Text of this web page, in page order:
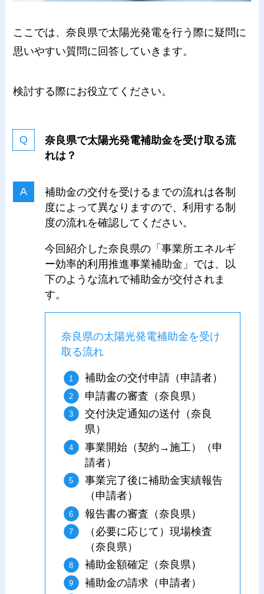
ここでは、奈良県で太陽光発電を行う際に疑問に
思いやすい質問に回答していきます。
検討する際にお役立てください。
奈良県で太陽光発電補助金を受け取る流
れは？
補助金の交付を受けるまでの流れは各制
度によって異なりますので、利用する制
度の流れを確認してください。
今回紹介した奈良県の「事業所エネルギ
ー効率的利用推進事業補助金」では、以
下のような流れで補助金が交付されま
す。
奈良県の太陽光発電補助金を受け
取る流れ
補助金の交付申請（申請者）
申請書の審査（奈良県）
交付決定通知の送付（奈良
県）
事業開始（契約→施工）（申
請者）
事業完了後に補助金実績報告
（申請者）
報告書の審査（奈良県）
（必要に応じて）現場検査
（奈良県）
補助金額確定（奈良県）
補助金の請求（申請者）